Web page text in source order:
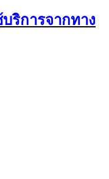
ริการจากทาง